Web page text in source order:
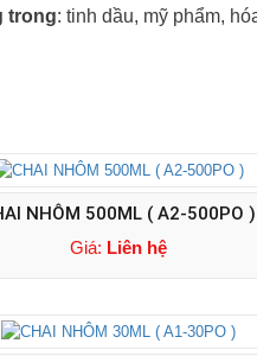
trong: tinh dầu, mỹ phẩm,
NHÔM 500ML ( A2-500PO )
Giá: Liên hệ